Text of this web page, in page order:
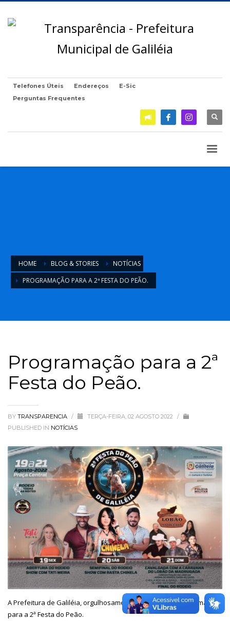
Telefones Úteis Endereços
E-Sic
Perguntas Frequentes
HOME BLOG & STORIES
NOTÍCIAS
PROGRAMAÇÃO PARA A 2ª FESTA DO PEÃO.
Programação para a 2ª
Festa do Peão.
BY TRANSPARENCIA / TERÇA-FEIRA, 02 AGOSTO 2022
/
PUBLISHED IN NOTÍCIAS
A Prefeitura de Galiléia, orgulhosamente apresenta a programação
para a 2ª Festa do Peão.